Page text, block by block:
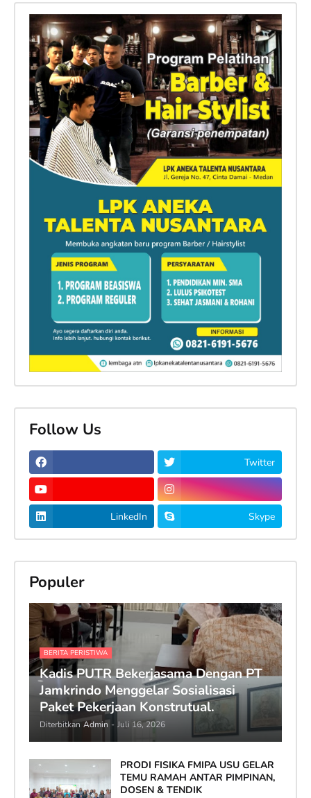
Follow Us
Twitter
LinkedIn Skype
Populer
BERITA PERISTIWA
Kadis PUTR Bekerjasama Dengan PT
Jamkrindo Menggelar Sosialisasi
Paket Pekerjaan Konstrutual.
Diterbitkan Admin - Juli 16, 2026
PRODI FISIKA FMIPA USU GELAR
TEMU RAMAH ANTAR PIMPINAN,
DOSEN & TENDIK